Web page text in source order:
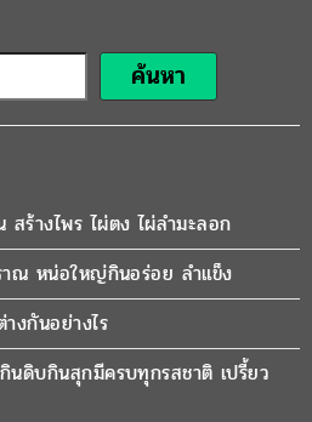
ค้นหา
สร้างไพร ไผ่ตง ไผ่ลำมะลอก
าณ หน่อใหญ่กินอร่อย ลำแข็ง
งกันอย่างไร
นดิบกินสุกมีครบทุกรสชาติ เปรี้ยว